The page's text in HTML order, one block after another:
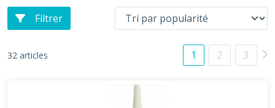
Filtrer
32 articles 1 2 3